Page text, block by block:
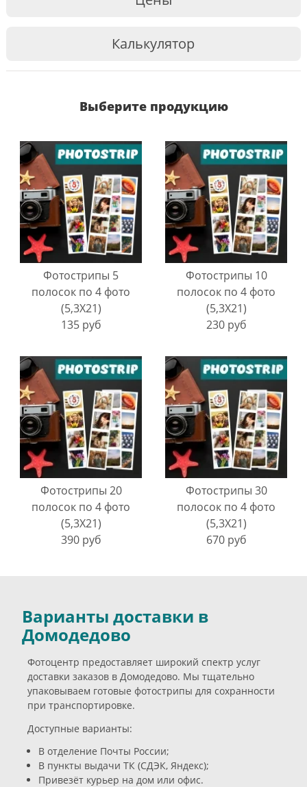
Калькулятор
Выберите продукцию
Фотострипы 5
полосок по 4 фото
(5,3Х21)
135 руб
Фотострипы 10
полосок по 4 фото
(5,3Х21)
230 руб
Фотострипы 20
полосок по 4 фото
(5,3Х21)
390 руб
Фотострипы 30
полосок по 4 фото
(5,3Х21)
670 руб
Варианты доставки в
Домодедово
Фотоцентр предоставляет широкий спектр услуг
доставки заказов в Домодедово. Мы тщательно
упаковываем готовые фотострипы для сохранности
при транспортировке.
Доступные варианты:
В отделение Почты России;
В пункты выдачи ТК (СДЭК, Яндекс);
Привезёт курьер на дом или офис.